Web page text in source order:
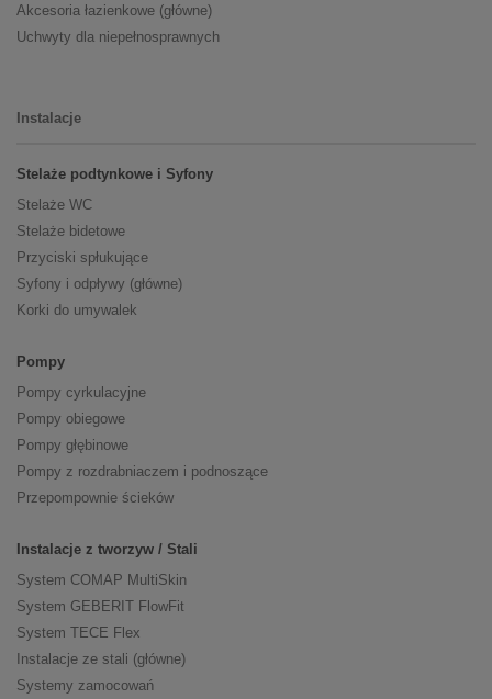
Akcesoria łazienkowe (główne)
Uchwyty dla niepełnosprawnych
Instalacje
Stelaże podtynkowe i Syfony
Stelaże WC
Stelaże bidetowe
Przyciski spłukujące
Syfony i odpływy (główne)
Korki do umywalek
Pompy
Pompy cyrkulacyjne
Pompy obiegowe
Pompy głębinowe
Pompy z rozdrabniaczem i podnoszące
Przepompownie ścieków
Instalacje z tworzyw / Stali
System COMAP MultiSkin
System GEBERIT FlowFit
System TECE Flex
Instalacje ze stali (główne)
Systemy zamocowań